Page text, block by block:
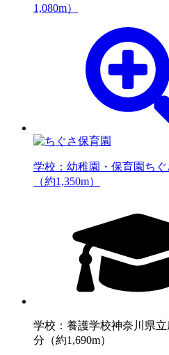
1,080m）
学校：幼稚園・保育園 ち
（約1,350m）
学校：養護学校神奈川県立
分（約1,690m）